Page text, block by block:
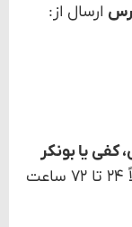
ارسال از:
کفی یا بونکر
انجام می‌دهد. زمان تحویل معمولاً ۲۴ تا ۷۲ ساعت